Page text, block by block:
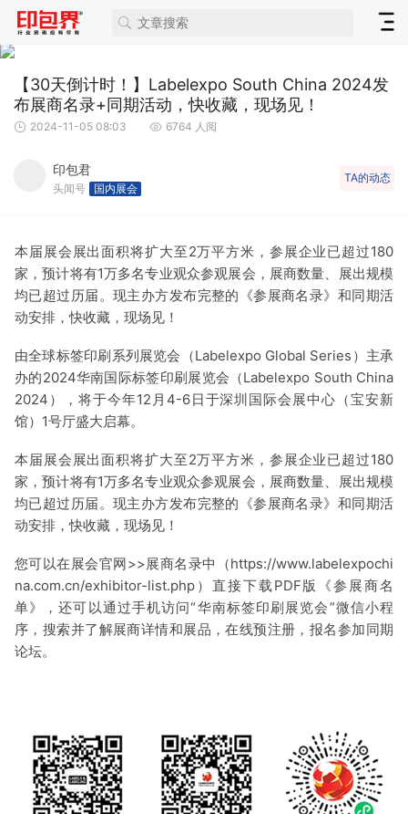
【30天倒计时！】Labelexpo South China 2024发
布展商名录+同期活动，快收藏，现场见！
2024-11-05 08:03 6764 人阅
印包君
头闻号 国内展会
TA的动态
本届展会展出面积将扩大至2万平方米，参展企业已超过180
家，预计将有1万多名专业观众参观展会，展商数量、展出规模
均已超过历届。现主办方发布完整的《参展商名录》和同期活
动安排，快收藏，现场见！
由全球标签印刷系列展览会（Labelexpo Global Series）主承
办的2024华南国际标签印刷展览会（Labelexpo South China
2024），将于今年12月4-6日于深圳国际会展中心（宝安新
馆）1号厅盛大启幕。
本届展会展出面积将扩大至2万平方米，参展企业已超过180
家，预计将有1万多名专业观众参观展会，展商数量、展出规模
均已超过历届。现主办方发布完整的《参展商名录》和同期活
动安排，快收藏，现场见！
您可以在展会官网>>展商名录中（https://www.labelexpochi
na.com.cn/exhibitor-list.php）直接下载PDF版《参展商名
单》，还可以通过手机访问“华南标签印刷展览会”微信小程
序，搜索并了解展商详情和展品，在线预注册，报名参加同期
论坛。